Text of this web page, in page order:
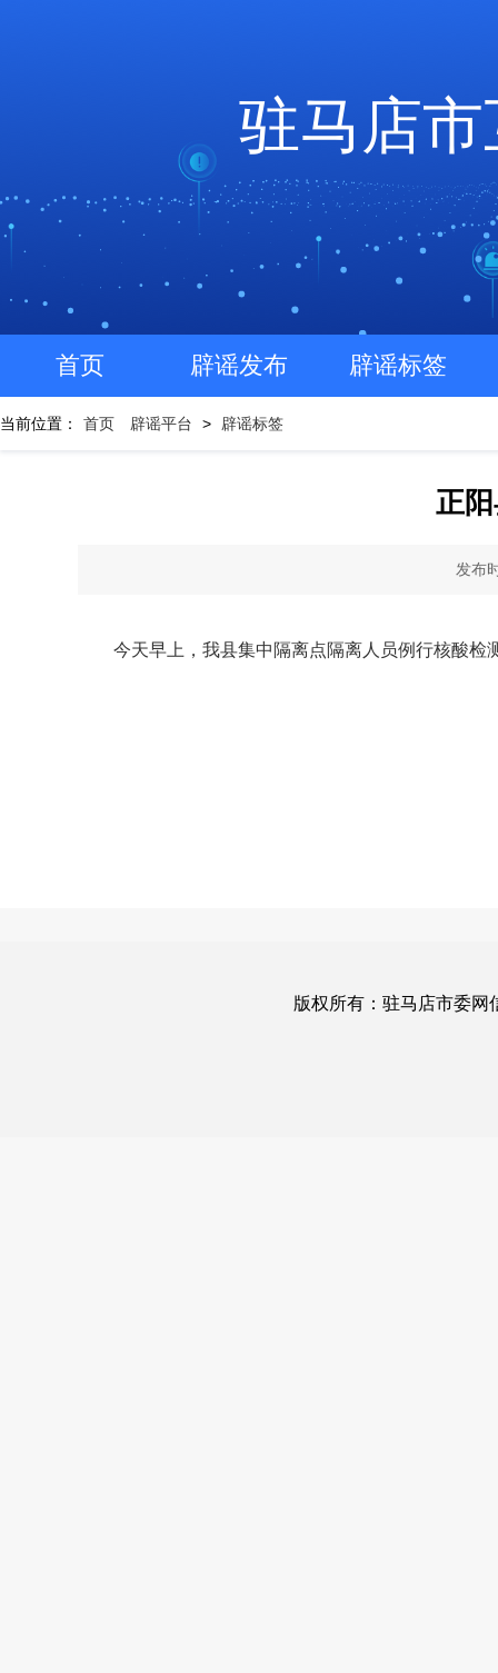
驻马店
首页 辟谣发布 辟谣标签
当前位置： 首页 辟谣平台 > 辟谣标签
正
发布
今天早上，我县集中隔离点隔离人员例行核酸
版权所有：驻马店市委